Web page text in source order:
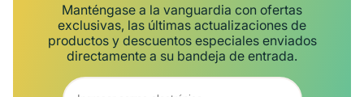
Manténgase a la vanguardia con ofertas
exclusivas, las últimas actualizaciones de
productos y descuentos especiales enviados
directamente a su bandeja de entrada.